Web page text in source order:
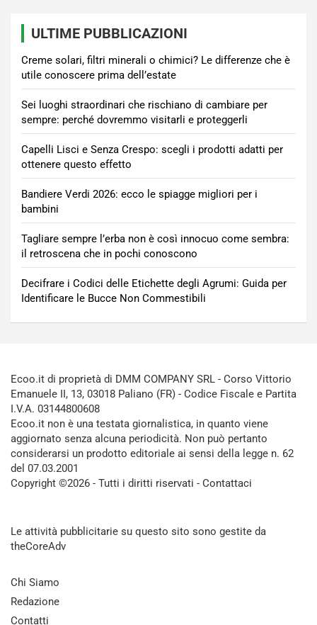
ULTIME PUBBLICAZIONI
Creme solari, filtri minerali o chimici? Le differenze che è
utile conoscere prima dell’estate
Sei luoghi straordinari che rischiano di cambiare per
sempre: perché dovremmo visitarli e proteggerli
Capelli Lisci e Senza Crespo: scegli i prodotti adatti per
ottenere questo effetto
Bandiere Verdi 2026: ecco le spiagge migliori per i
bambini
Tagliare sempre l’erba non è così innocuo come sembra:
il retroscena che in pochi conoscono
Decifrare i Codici delle Etichette degli Agrumi: Guida per
Identificare le Bucce Non Commestibili
Ecoo.it di proprietà di DMM COMPANY SRL - Corso Vittorio
Emanuele II, 13, 03018 Paliano (FR) - Codice Fiscale e Partita
I.V.A. 03144800608
Ecoo.it non è una testata giornalistica, in quanto viene
aggiornato senza alcuna periodicità. Non può pertanto
considerarsi un prodotto editoriale ai sensi della legge n. 62
del 07.03.2001
Copyright ©2026 - Tutti i diritti riservati - Contattaci
Le attività pubblicitarie su questo sito sono gestite da
theCoreAdv
Chi Siamo
Redazione
Contatti